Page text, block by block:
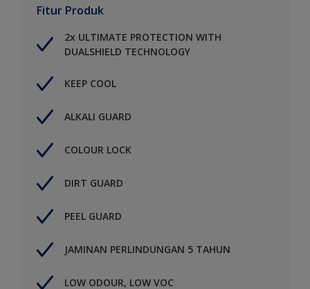
Fitur Produk
2x ULTIMATE PROTECTION WITH
DUALSHIELD TECHNOLOGY
KEEP COOL
ALKALI GUARD
COLOUR LOCK
DIRT GUARD
PEEL GUARD
JAMINAN PERLINDUNGAN 5 TAHUN
LOW ODOUR, LOW VOC